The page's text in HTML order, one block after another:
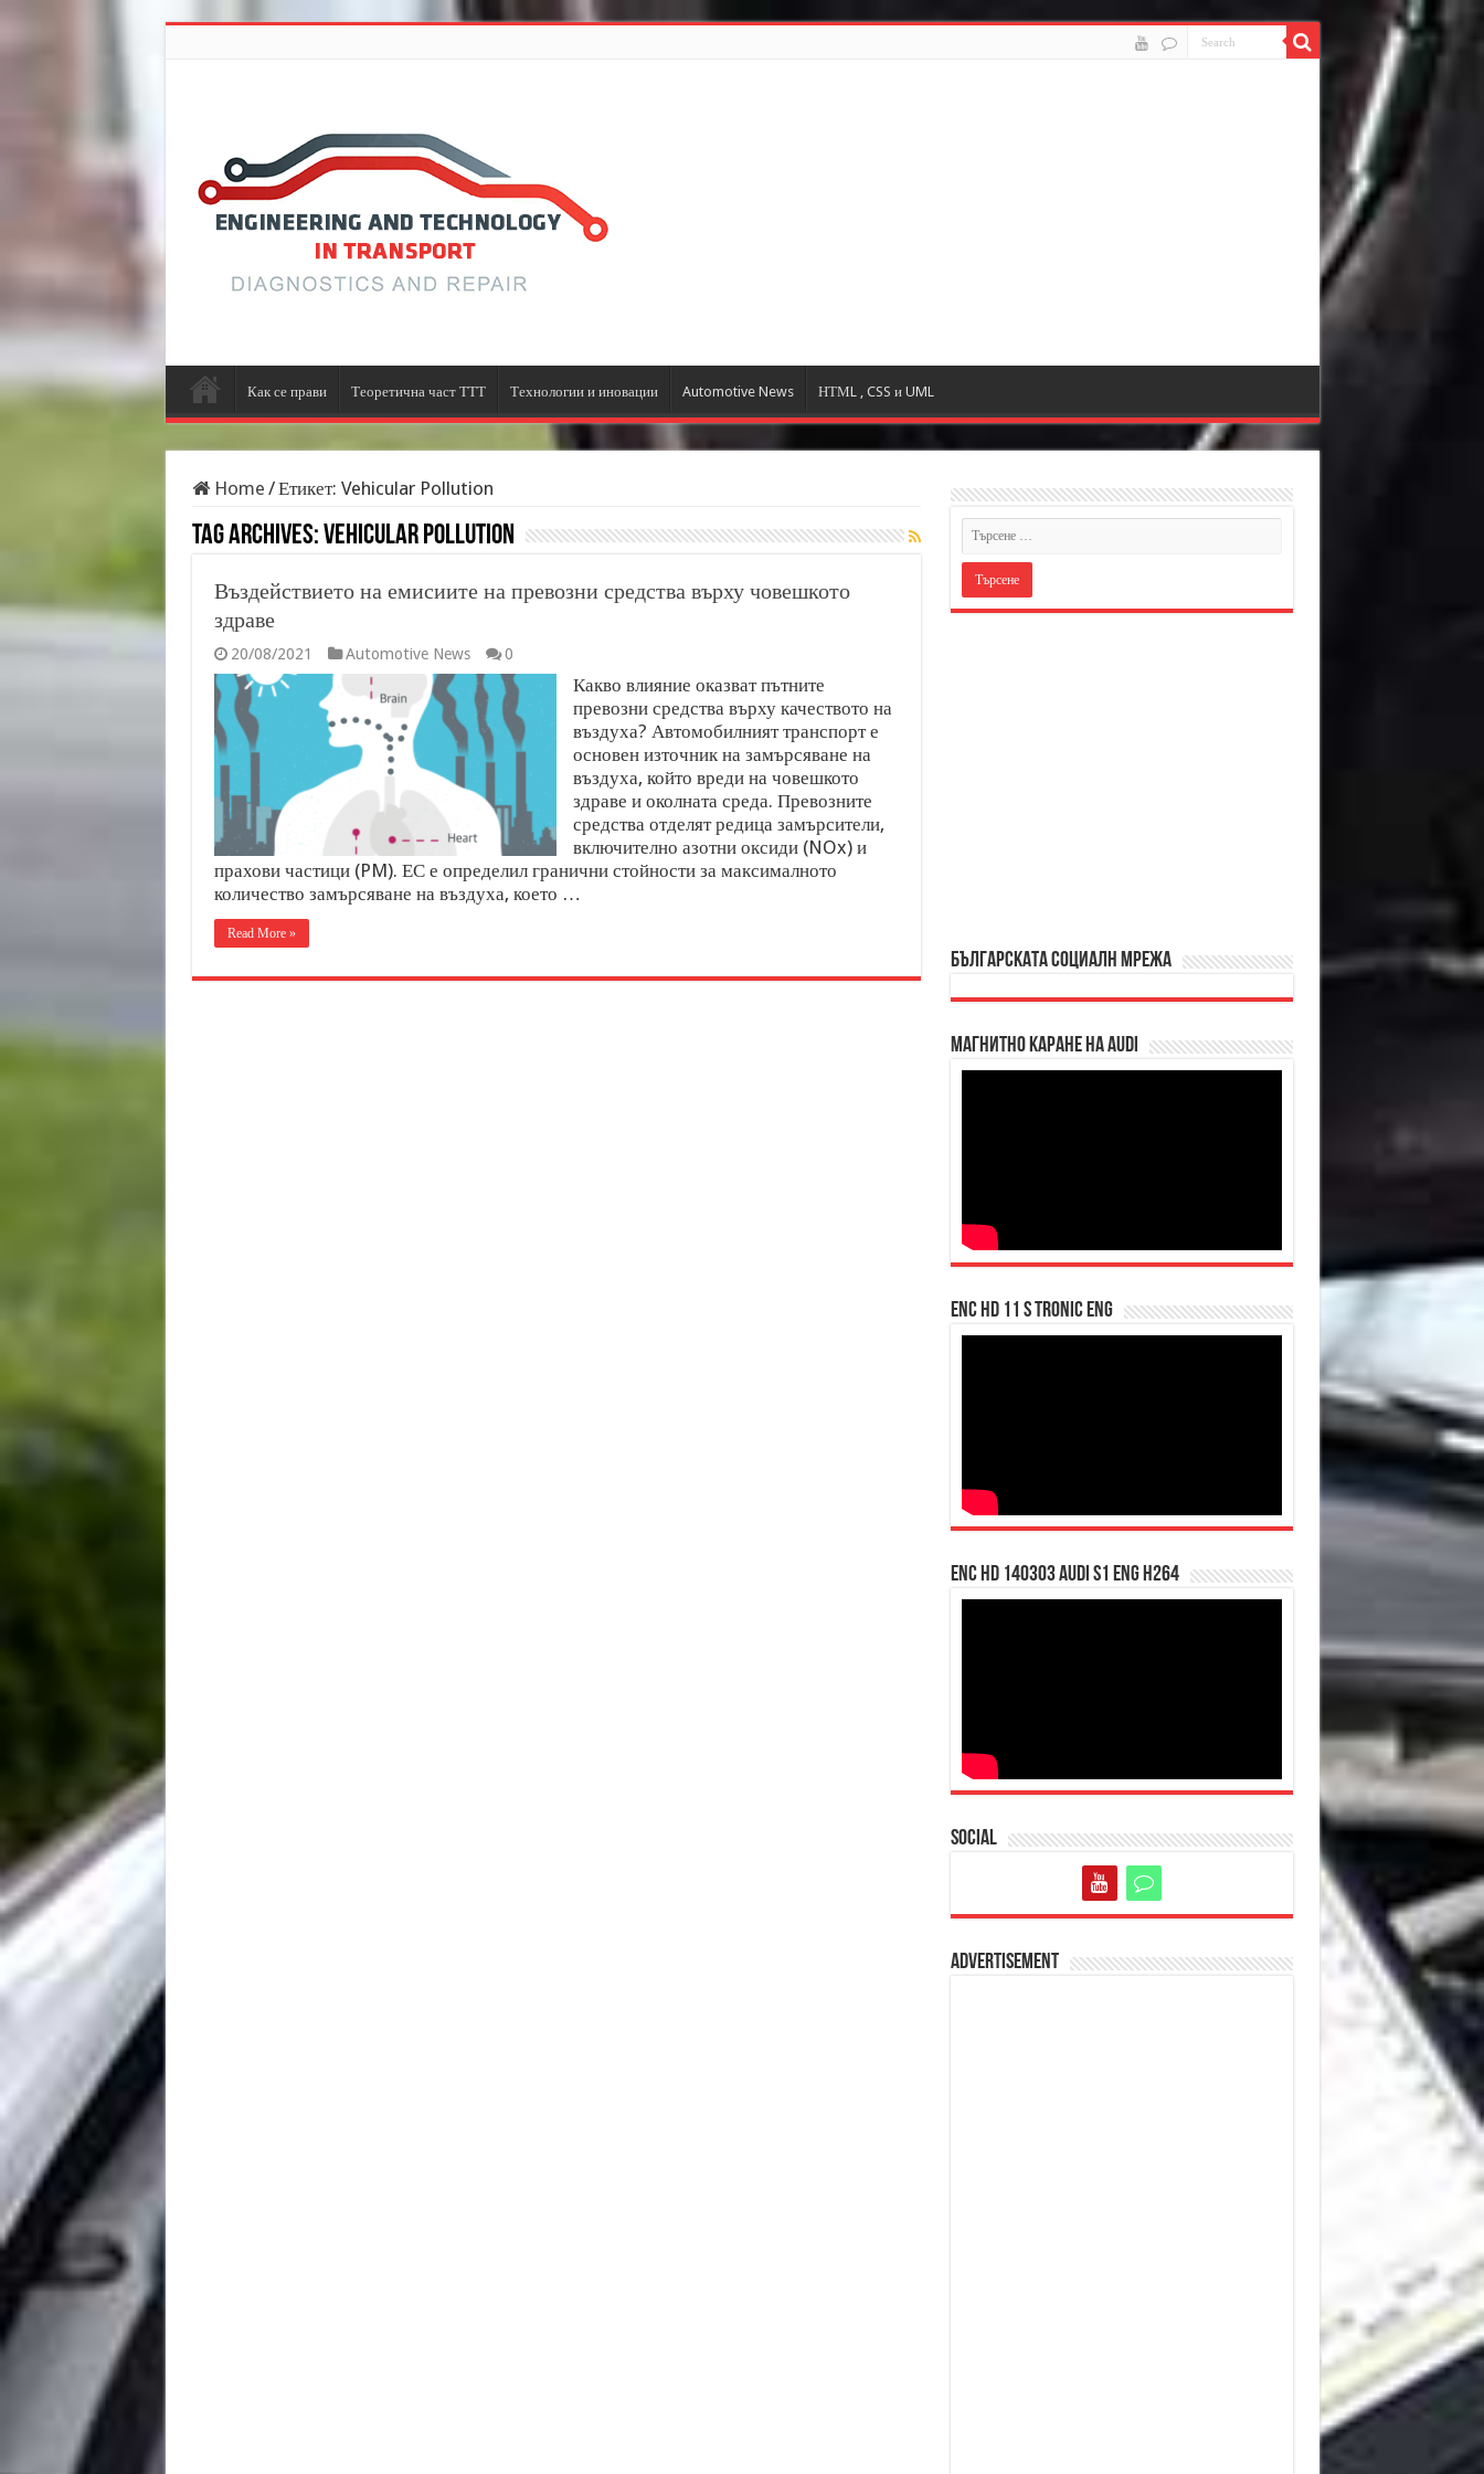
Как се прави Теоретична част ТТТ Технологии и иновации Automotive News НТМL , CSS и UML
Home /Етикет: Vehicular Pollution
Tag Archives:Vehicular Pollution
Въздействието на емисиите на превозни средства върху човешкото
здраве
20/08/2021 Automotive News 0
Какво влияние оказват пътните
превозни средства върху качеството на
въздуха? Автомобилният транспорт е
основен източник на замърсяване на
въздуха, който вреди на човешкото
здраве и околната среда. Превозните
средства отделят редица замърсители,
включително азотни оксиди (NOx) и
прахови частици (PM). ЕС е определил гранични стойности за максималното
количество замърсяване на въздуха, което …
Read More »
БЪЛГАРСКАТА СОЦИАЛН МРЕЖА
Магнитно каране на Audi
enc hd 11 S tronic ENG
enc hd 140303 Audi S1 ENG H264
Social
Advertisement